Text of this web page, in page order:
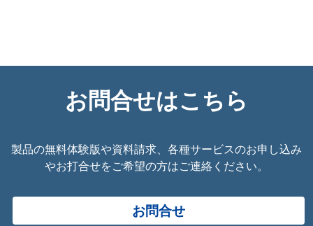
お問合せはこちら
製品の無料体験版や資料請求、各種サービスのお申し込み
やお打合せをご希望の方はご連絡ください。
お問合せ